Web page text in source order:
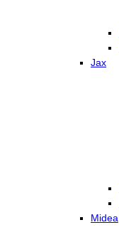
Jax
Midea